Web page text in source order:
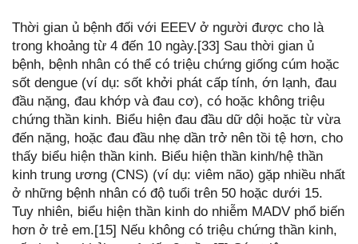
Thời gian ủ bệnh đối với EEEV ở người được cho là
trong khoảng từ 4 đến 10 ngày.[33] Sau thời gian ủ
bệnh, bệnh nhân có thể có triệu chứng giống cúm hoặc
sốt dengue (ví dụ: sốt khởi phát cấp tính, ớn lạnh, đau
đầu nặng, đau khớp và đau cơ), có hoặc không triệu
chứng thần kinh. Biểu hiện đau đầu dữ dội hoặc từ vừa
đến nặng, hoặc đau đầu nhẹ dần trở nên tồi tệ hơn, cho
thấy biểu hiện thần kinh. Biểu hiện thần kinh/hệ thần
kinh trung ương (CNS) (ví dụ: viêm não) gặp nhiều nhất
ở những bệnh nhân có độ tuổi trên 50 hoặc dưới 15.
Tuy nhiên, biểu hiện thần kinh do nhiễm MADV phổ biến
hơn ở trẻ em.[15] Nếu không có triệu chứng thần kinh,